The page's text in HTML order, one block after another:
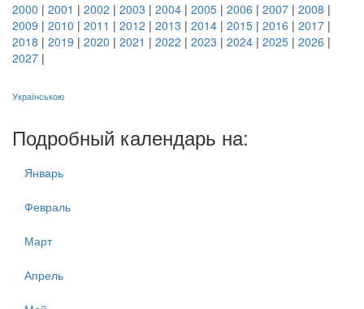
2000 | 2001 | 2002 | 2003 | 2004 | 2005 | 2006 | 2007 | 2008 |
2009 | 2010 | 2011 | 2012 | 2013 | 2014 | 2015 | 2016 | 2017 |
2018 | 2019 | 2020 | 2021 | 2022 | 2023 | 2024 | 2025 | 2026 |
2027 |
Українською
Подробный календарь на:
Январь
Февраль
Март
Апрель